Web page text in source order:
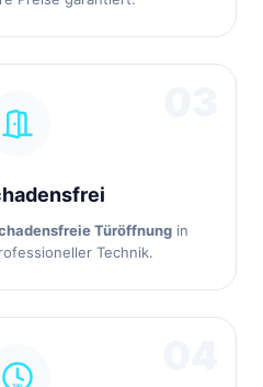
Türöffnung in
Technik.